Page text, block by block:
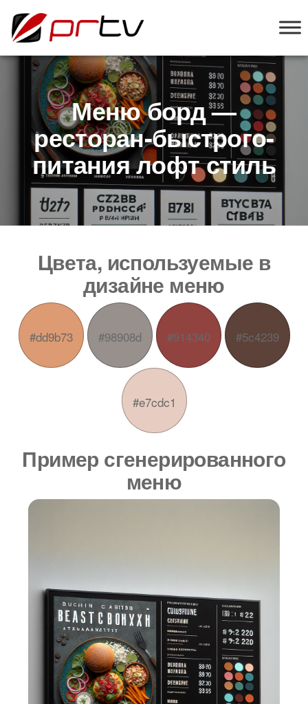
конструктор
слайд-шоу
для
телевизоров
Меню борд —
ресторан-быстрого-
питания лофт стиль
Цвета, используемые в
дизайне меню
#dd9b73 #98908d #914340 #5c4239
#e7cdc1
Пример сгенерированного
меню